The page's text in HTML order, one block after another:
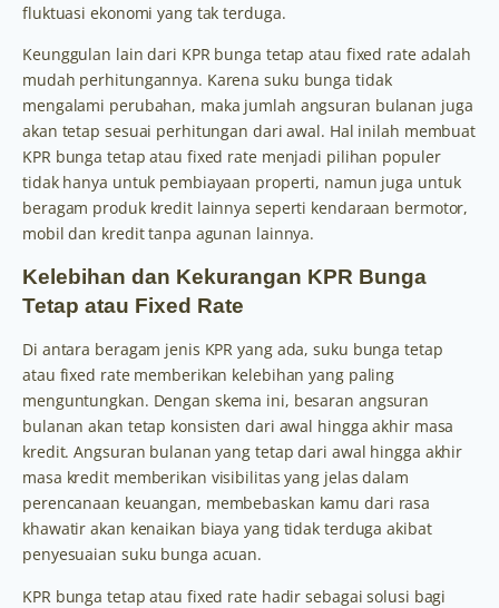
fluktuasi ekonomi yang tak terduga.
Keunggulan lain dari KPR bunga tetap atau fixed rate adalah
mudah perhitungannya. Karena suku bunga tidak
mengalami perubahan, maka jumlah angsuran bulanan juga
akan tetap sesuai perhitungan dari awal. Hal inilah membuat
KPR bunga tetap atau fixed rate menjadi pilihan populer
tidak hanya untuk pembiayaan properti, namun juga untuk
beragam produk kredit lainnya seperti kendaraan bermotor,
mobil dan kredit tanpa agunan lainnya.
Kelebihan dan Kekurangan KPR Bunga
Tetap atau Fixed Rate
Di antara beragam jenis KPR yang ada, suku bunga tetap
atau fixed rate memberikan kelebihan yang paling
menguntungkan. Dengan skema ini, besaran angsuran
bulanan akan tetap konsisten dari awal hingga akhir masa
kredit. Angsuran bulanan yang tetap dari awal hingga akhir
masa kredit memberikan visibilitas yang jelas dalam
perencanaan keuangan, membebaskan kamu dari rasa
khawatir akan kenaikan biaya yang tidak terduga akibat
penyesuaian suku bunga acuan.
KPR bunga tetap atau fixed rate hadir sebagai solusi bagi